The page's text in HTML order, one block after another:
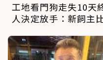
工地看門狗走失10天
人決定放手：新飼主